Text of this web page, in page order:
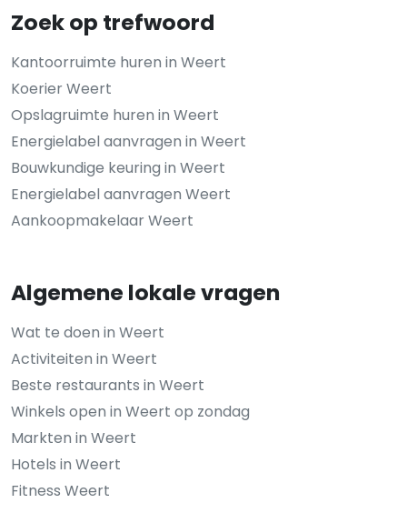
Zoek op trefwoord
Kantoorruimte huren in Weert
Koerier Weert
Opslagruimte huren in Weert
Energielabel aanvragen in Weert
Bouwkundige keuring in Weert
Energielabel aanvragen Weert
Aankoopmakelaar Weert
Algemene lokale vragen
Wat te doen in Weert
Activiteiten in Weert
Beste restaurants in Weert
Winkels open in Weert op zondag
Markten in Weert
Hotels in Weert
Fitness Weert